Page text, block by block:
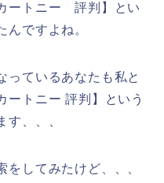
ートニー 評判】とい
んですよね。
っているあなたも私と
ートニー 評判】という
す、、、
をしてみたけど、、、